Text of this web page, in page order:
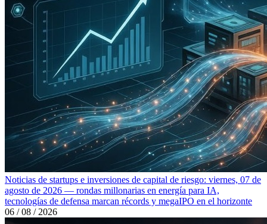
Noticias de startups e inversiones de capital de riesgo: viernes, 07 de
agosto de 2026 — rondas millonarias en energía para IA,
tecnologías de defensa marcan récords y megaIPO en el horizonte
06 / 08 / 2026